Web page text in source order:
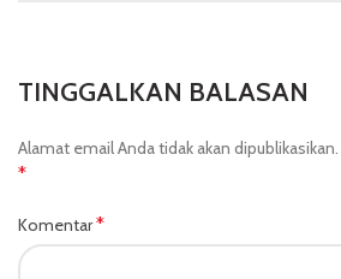
TINGGALKAN BALASAN
Alamat email Anda tidak akan dipublikasikan.
*
Komentar*